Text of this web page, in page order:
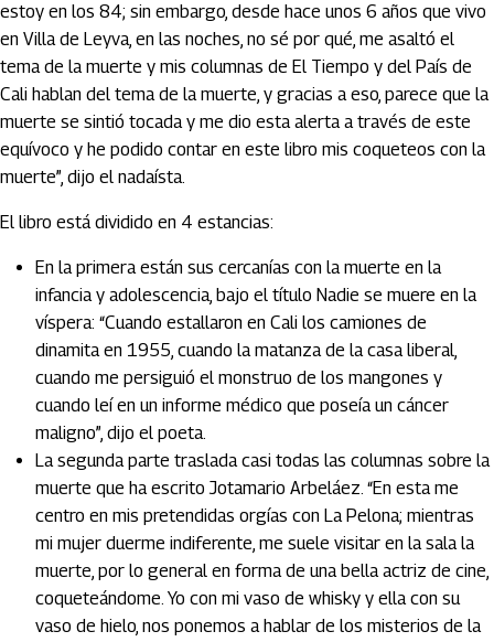
estoy en los 84; sin embargo, desde hace unos 6 años que vivo
en Villa de Leyva, en las noches, no sé por qué, me asaltó el
tema de la muerte y mis columnas de El Tiempo y del País de
Cali hablan del tema de la muerte, y gracias a eso, parece que la
muerte se sintió tocada y me dio esta alerta a través de este
equívoco y he podido contar en este libro mis coqueteos con la
muerte”, dijo el nadaísta.
El libro está dividido en 4 estancias:
En la primera están sus cercanías con la muerte en la
infancia y adolescencia, bajo el título Nadie se muere en la
víspera: “Cuando estallaron en Cali los camiones de
dinamita en 1955, cuando la matanza de la casa liberal,
cuando me persiguió el monstruo de los mangones y
cuando leí en un informe médico que poseía un cáncer
maligno”, dijo el poeta.
La segunda parte traslada casi todas las columnas sobre la
muerte que ha escrito Jotamario Arbeláez. “En esta me
centro en mis pretendidas orgías con La Pelona; mientras
mi mujer duerme indiferente, me suele visitar en la sala la
muerte, por lo general en forma de una bella actriz de cine,
coqueteándome. Yo con mi vaso de whisky y ella con su
vaso de hielo, nos ponemos a hablar de los misterios de la